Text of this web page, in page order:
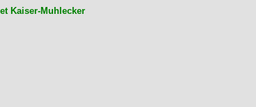
Kaiser-Muhlecker